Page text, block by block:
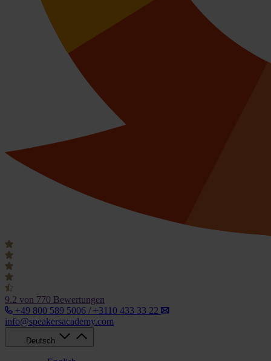
9.2 von 770 Bewertungen
+49 800 589 5006 / +3110 433 33 22
info@speakersacademy.com
Deutsch